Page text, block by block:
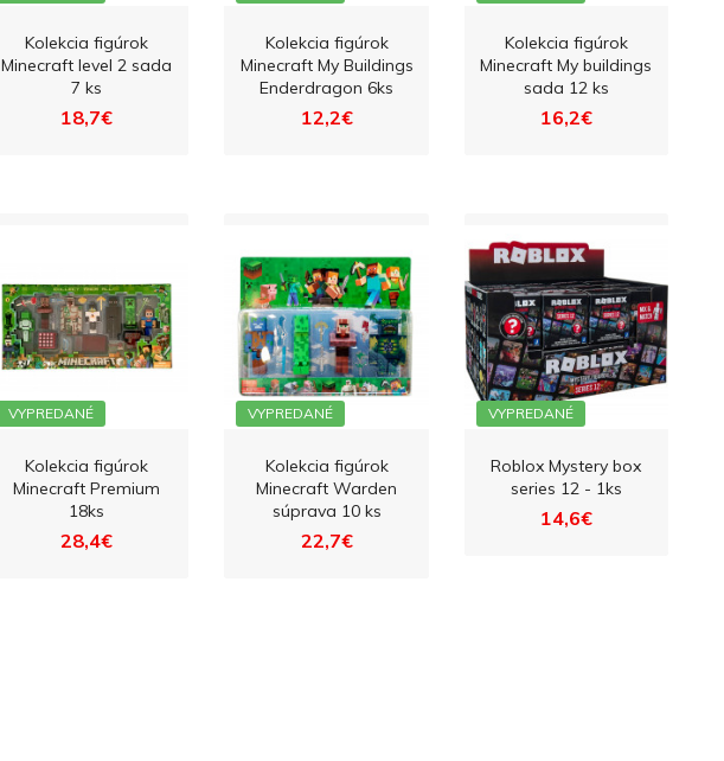
Kolekcia figúrok
Minecraft level 2 sada
7 ks
18,7€
Kolekcia figúrok
Minecraft My Buildings
Enderdragon 6ks
12,2€
Kolekcia figúrok
Minecraft My buildings
sada 12 ks
16,2€
VYPREDANÉ
Kolekcia figúrok
Minecraft Premium
18ks
28,4€
VYPREDANÉ
Kolekcia figúrok
Minecraft Warden
súprava 10 ks
22,7€
VYPREDANÉ
Roblox Mystery box
series 12 - 1ks
14,6€